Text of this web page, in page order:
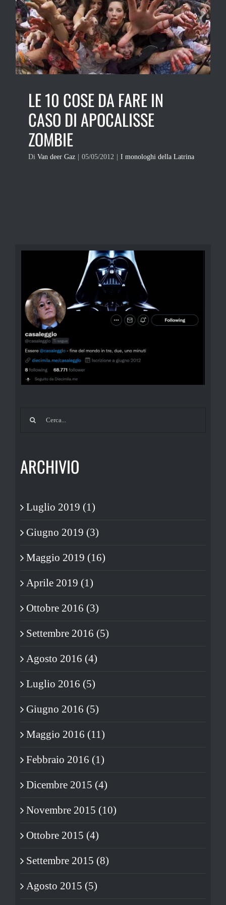
LE 10 COSE DA FARE IN
CASO DI APOCALISSE
ZOMBIE
Di Van deer Gaz | 05/05/2012 | I monologhi della Latrina
Cerca
ARCHIVIO
Luglio 2019 (1)
Giugno 2019 (3)
Maggio 2019 (16)
Aprile 2019 (1)
Ottobre 2016 (3)
Settembre 2016 (5)
Agosto 2016 (4)
Luglio 2016 (5)
Giugno 2016 (5)
Maggio 2016 (11)
Febbraio 2016 (1)
Dicembre 2015 (4)
Novembre 2015 (10)
Ottobre 2015 (4)
Settembre 2015 (8)
Agosto 2015 (5)